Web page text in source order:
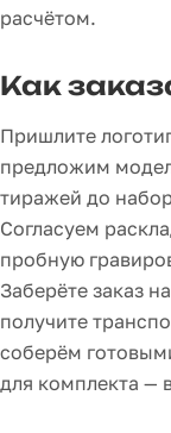
расчётом.
Как
Пришлите
предложим
тиражей до
Согласуем
пробную
Заберёте заказ
получите
соберём
для комплекта —